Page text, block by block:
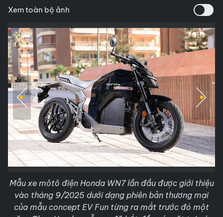
Xem toàn bộ ảnh
Mẫu xe môtô điện Honda WN7 lần đầu được giới thiệu
vào tháng 9/2025 dưới dạng phiên bản thương mại
của mẫu concept EV Fun từng ra mắt trước đó một